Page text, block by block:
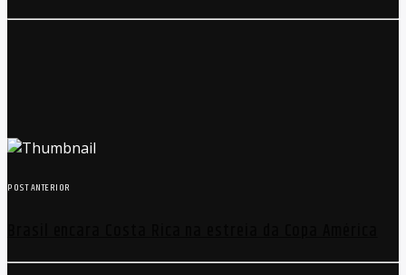
POST ANTERIOR